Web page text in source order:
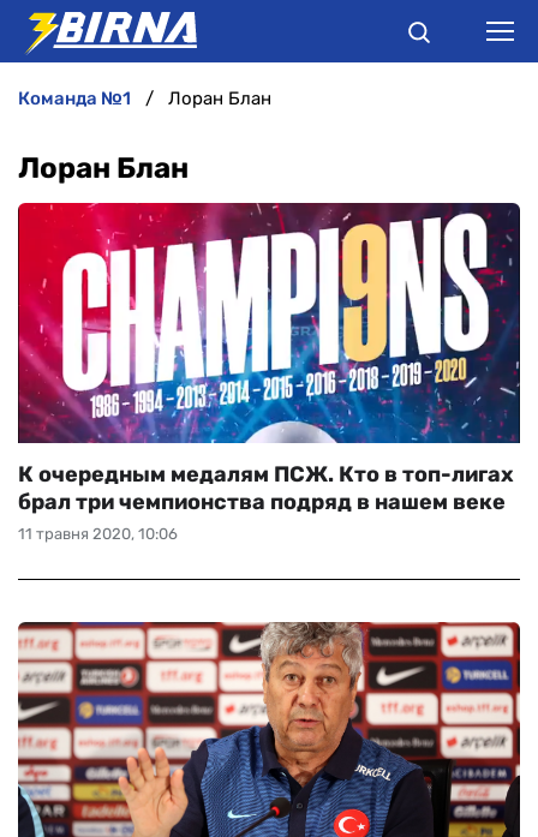
АНАЛІТИКА
ІНТЕРВ'Ю
РІЗНЕ
БУКМЕКЕРИ
команда №1 Лоран Блан
Лоран Блан
11 травня 2020, 10:06
К очередным медалям ПСЖ. Кто в топ-лигах
брал три чемпионства подряд в нашем веке